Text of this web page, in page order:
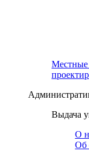
Местные
Выдача
О
Об